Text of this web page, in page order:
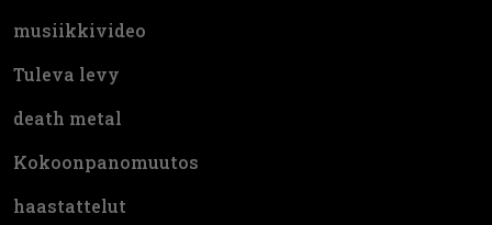
musiikkivideo
Tuleva levy
death metal
Kokoonpanomuutos
haastattelut